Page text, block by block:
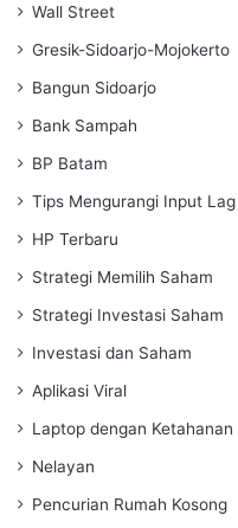
Wall Street
Gresik-Sidoarjo-Mojokerto
Bangun Sidoarjo
Bank Sampah
BP Batam
Tips Mengurangi Input Lag
HP Terbaru
Strategi Memilih Saham
Strategi Investasi Saham
Investasi dan Saham
Aplikasi Viral
Laptop dengan Ketahanan
Nelayan
Pencurian Rumah Kosong